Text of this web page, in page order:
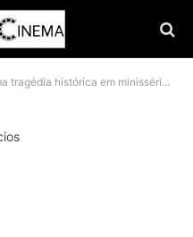
em minissérie arrebatadora na HBO Max